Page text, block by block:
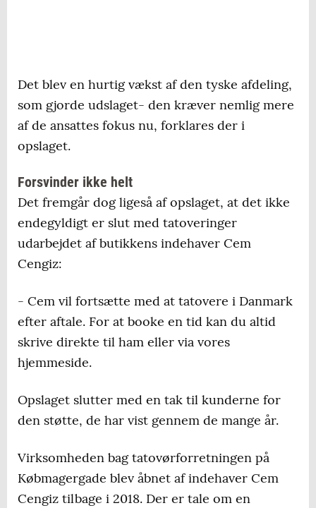
Det blev en hurtig vækst af den tyske afdeling,
som gjorde udslaget- den kræver nemlig mere
af de ansattes fokus nu, forklares der i
opslaget.
Forsvinder ikke helt
Det fremgår dog ligeså af opslaget, at det ikke
endegyldigt er slut med tatoveringer
udarbejdet af butikkens indehaver Cem
Cengiz:
- Cem vil fortsætte med at tatovere i Danmark
efter aftale. For at booke en tid kan du altid
skrive direkte til ham eller via vores
hjemmeside.
Opslaget slutter med en tak til kunderne for
den støtte, de har vist gennem de mange år.
Virksomheden bag tatovørforretningen på
Købmagergade blev åbnet af indehaver Cem
Cengiz tilbage i 2018. Der er tale om en